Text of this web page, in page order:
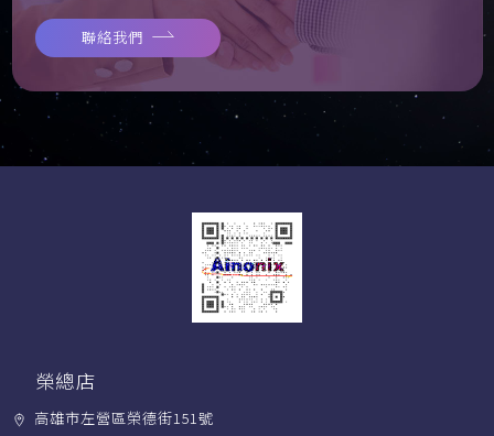
聯絡我們
榮總店
高雄市左營區榮德街151號